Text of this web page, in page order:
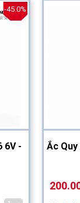
-45.0%
6V -
Ắc Quy